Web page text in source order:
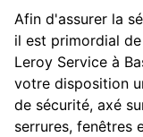
Afin d'assurer la
il est primordial
Leroy Service à
votre disposition
de sécurité, axé
serrures, fenêtres